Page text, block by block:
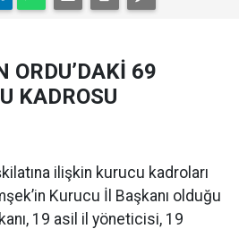
ORDU’DAKİ 69
KADROSU
ilişkin kurucu kadroları
Kurucu İl Başkanı olduğu
19 asil il yöneticisi, 19